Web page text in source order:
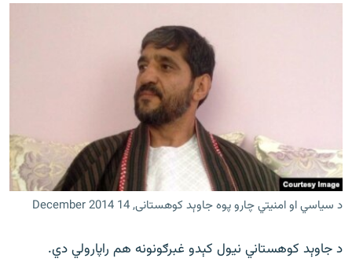
د سیاسي او امنیتي چارو پوه جاوېد کوهستانی, 14 December 2014
د جاوېد کوهستاني نیول کېدو غبرګونونه هم راپارولي دي.